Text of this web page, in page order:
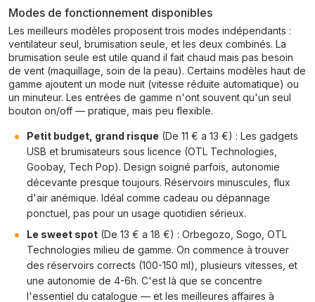
Modes de fonctionnement disponibles
Les meilleurs modèles proposent trois modes indépendants :
ventilateur seul, brumisation seule, et les deux combinés. La
brumisation seule est utile quand il fait chaud mais pas besoin
de vent (maquillage, soin de la peau). Certains modèles haut de
gamme ajoutent un mode nuit (vitesse réduite automatique) ou
un minuteur. Les entrées de gamme n'ont souvent qu'un seul
bouton on/off — pratique, mais peu flexible.
Petit budget, grand risque (De 11 € a 13 €) : Les gadgets
USB et brumisateurs sous licence (OTL Technologies,
Goobay, Tech Pop). Design soigné parfois, autonomie
décevante presque toujours. Réservoirs minuscules, flux
d'air anémique. Idéal comme cadeau ou dépannage
ponctuel, pas pour un usage quotidien sérieux.
Le sweet spot (De 13 € a 18 €) : Orbegozo, Sogo, OTL
Technologies milieu de gamme. On commence à trouver
des réservoirs corrects (100-150 ml), plusieurs vitesses, et
une autonomie de 4-6h. C'est là que se concentre
l'essentiel du catalogue — et les meilleures affaires à